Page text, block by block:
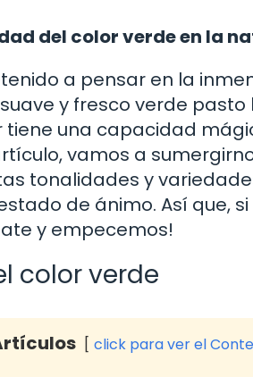
del color verde en la
a pensar en la
y fresco verde
tiene una capacidad
vamos a
tonalidades y
de ánimo. Así que,
y empecemos!
color verde
click para ver el